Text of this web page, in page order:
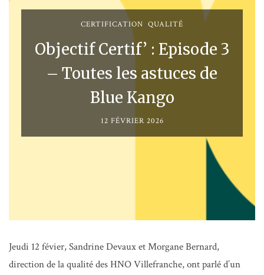
CERTIFICATION, QUALITÉ
Objectif Certif’ : Episode 3
– Toutes les astuces de
Blue Kango
12 FÉVRIER 2026
Jeudi 12 févier, Sandrine Devaux et Morgane Bernard,
direction de la qualité des HNO Villefranche, ont parlé d’un